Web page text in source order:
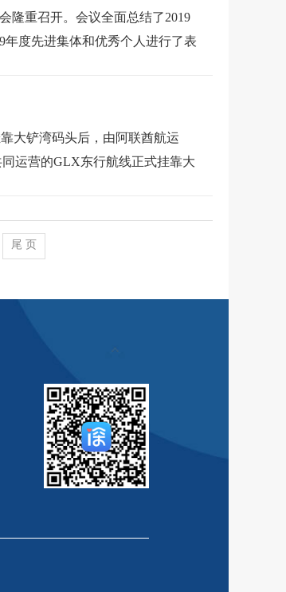
服务协议。
是继惠州、东莞、中山之后盐
会主义思想主题教育动员部署
指导组成员，集团领导班子成
装出口再添新通道。
重大件的纪录。
博览会在深圳会展中心（福
水产品集中展示，千余种商品线
5827万元，线上商城截止5月13
上有名，成为国企改革尖兵之
刘胜就加强两地港口合作事宜
习贯彻习近平总书记关于党史
输稳定，盐田港集团深港跨境货
检测试剂盒）通过海铁保障专线
100万吨。
，跑出“加速度”。当天上午9时
为下阶段项目顺利推进奠定了良
20辆集装箱货车从喀什综合保
年度公路水运建设“平安工
路水运建设“平安工程”。
集团正式开展合作，由盐田港
产城融合、业务拓展和资本运作
州国贸中心项目两宗共120.85
盐田港集团在合作区培育港产城
史学习教育动员部署会。党委副
，集团党委书记、董事长孙波作
并与华为公司签署项目合作协
新港‘打造一体化铁路港前站 服
，一致认为该项目总体达到验收
行仪式在赣州国际陆港顺利举
，拟在燃料油海上加注方面开
田港仓储物流封闭式基础设施
的9家基础设施公募REITs之
年度海绵城市奖励申报启动
建项目(含拆除重建)配建海绵设
公司举行签约仪式，标志着东
约仪式并代表集团公司签约。
重召开。会议全面总结了2019
年度先进集体和优秀个人进行了表
型冠状病毒的肺炎疫情防控工
议研究新型冠状病毒感染的肺炎
线正式挂靠大铲湾港区。
现代物流中心一期举行进驻接
-江门北)由每周按需发运改为
、定线、定车次、定时、定
线每周两班，每周一、周二、周
。
被转装到“东方布鲁塞尔”号
书，成为国家4A级物流企业。
大铲湾码头后，由阿联酋航运
运营的GLX东行航线正式挂靠大
幕，盐田港集团凭借在履行企
公益”理念发声，传递正能量。
，占深圳港盐田港集团2019年
，盐田区委书记陈清、区长杨
。
董事长孙波，副书记、总裁刘
出港口的函》中明确：同意增
尾 页